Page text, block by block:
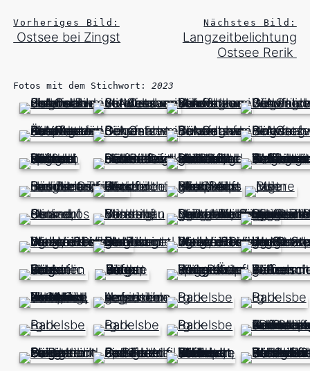
Vorheriges Bild:
Ostsee bei Zingst
Nächstes Bild:
Langzeitbelichtung
Ostsee Rerik
Fotos mit dem Stichwort:2023